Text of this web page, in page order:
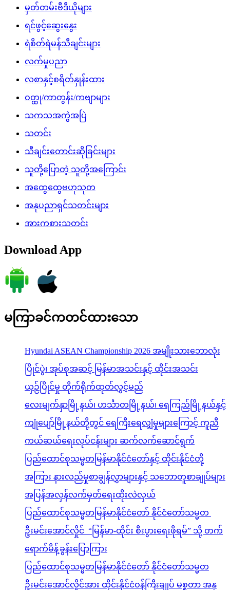
မှတ်တမ်းဗီဒီယိုများ
ရင်ဖွင့်ဆွေးနွေး
ရဲစိတ်ရဲမန်သီချင်းများ
လက်မှုပညာ
လစာနှင့်စရိတ်နှုန်းထား
ဝတ္ထု/ကာတွန်း/ကဗျာများ
သကသအကွဲအပြဲ
သတင်း
သီချင်းတောင်းဆိုခြင်းများ
သူတို့ပြောတဲ့ သူတို့အကြောင်း
အထွေထွေဗဟုသုတ
အနုပညာရှင်သတင်းများ
အားကစားသတင်း
Download App
မကြာခင်ကတင်ထားသော
Hyundai ASEAN Championship 2026 အမျိုးသားဘောလုံး
ပြိုင်ပွဲ၊ အုပ်စုအဆင့် မြန်မာအသင်းနှင့် ထိုင်းအသင်း
ယှဉ်ပြိုင်မှု တိုက်ရိုက်ထုတ်လွှင့်မည်
လေးမျက်နှာမြို့နယ်၊ ဟင်္သာတမြို့နယ်၊ ရေကြည်မြို့နယ်နှင့်
ကျုံပျော်မြို့နယ်တို့တွင် ရေကြီးရေလျှံမှုများကြောင့် ကူညီ
ကယ်ဆယ်ရေးလုပ်ငန်းများ ဆက်လက်ဆောင်ရွက်
ပြည်ထောင်စုသမ္မတမြန်မာနိုင်ငံတော်နှင့် ထိုင်းနိုင်ငံတို့
အကြား နားလည်မှုစာချွန်လွှာများနှင့် သဘောတူစာချုပ်များ
အပြန်အလှန်လက်မှတ်ရေးထိုးလဲလှယ်
ပြည်ထောင်စုသမ္မတမြန်မာနိုင်ငံတော် နိုင်ငံတော်သမ္မတ
ဦးမင်းအောင်လှိုင် “မြန်မာ-ထိုင်း စီးပွားရေးဖိုရမ်” သို့ တက်
ရောက်မိန့်ခွန်းပြောကြား
ပြည်ထောင်စုသမ္မတမြန်မာနိုင်ငံတော် နိုင်ငံတော်သမ္မတ
ဦးမင်းအောင်လှိုင်အား ထိုင်းနိုင်ငံဝန်ကြီးချုပ် မစ္စတာ အနု